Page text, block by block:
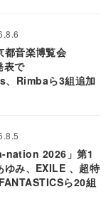
都音楽博覧会
表で
Rimbaら3組追加
nation 2026」第1
ゆみ、EXILE 、超特
ら20組